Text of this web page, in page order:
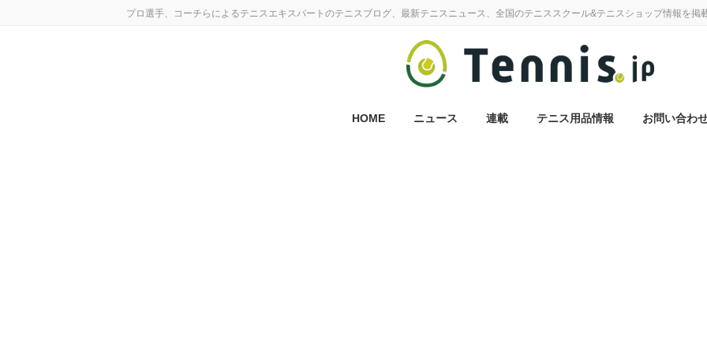
プロ選手、コーチらによるテニスエキスパートのテニスブログ、最新テニスニュース、全国のテニススクール&テニスショップ情報を掲
HOME ニュース 連載 テニス用品情報 お問い合わ